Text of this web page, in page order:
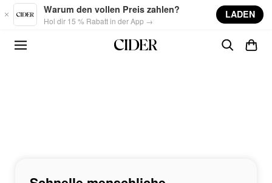
Skip to main content
Warum den vollen Preis zahlen?
Hol dir 15 % Rabatt in der App →
LADEN